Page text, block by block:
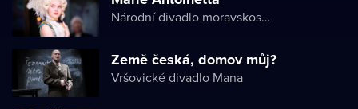
Národní divadlo moravskoslezské
Země česká, domov můj?
Vršovické divadlo Mana